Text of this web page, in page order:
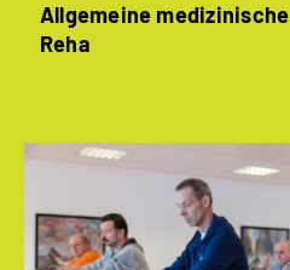
Allgemeine medizinische
Reha